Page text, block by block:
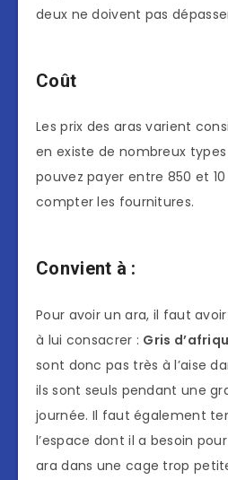
deux ne doivent pas
Coût
Les prix des aras varient
en existe de nombreux
pouvez payer entre 850 et
compter les fournitures.
Convient à :
Pour avoir un ara, il faut
à lui consacrer : Gris
sont donc pas très à l’aise
ils sont seuls pendant une
journée. Il faut également
l’espace dont il a besoin
ara dans une cage trop